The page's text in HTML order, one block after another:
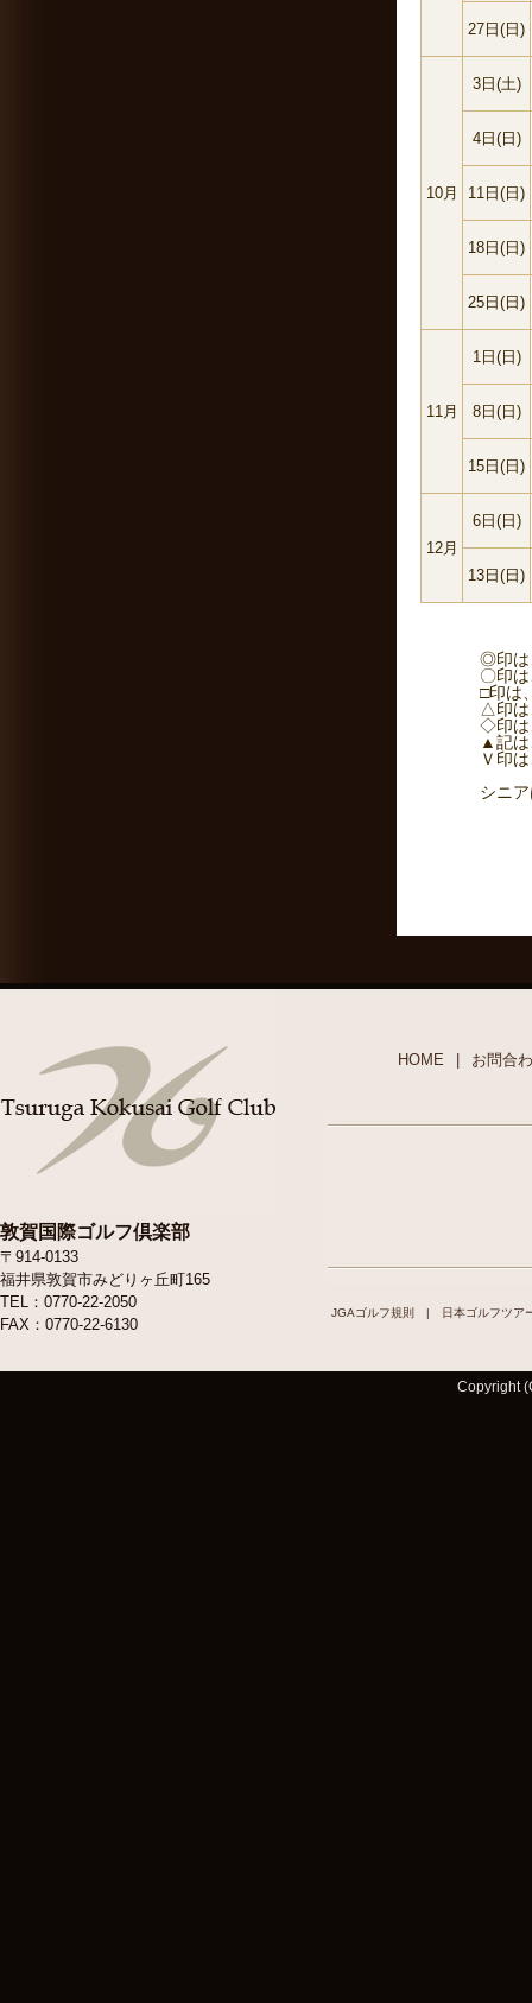
27日(日)
10月
3日(土)
4日(日)
11日(日)
18日(日)
25日(日)
11月
1日(日)
8日(日)
15日(日)
12月
6日(日)
13日(日)
◎印は、 フ
〇印は、 レ
□印は、 フ
△印は、 ゴ
◇印は、 レ
▲記は、 シ
Ｖ印は、 ビ
シニアは60
HOME お問合
JGAゴルフ規則 | 日本ゴルフツア
敦賀国際ゴルフ倶楽部
〒914-0133
福井県敦賀市みどりヶ丘町165
TEL：0770-22-2050
FAX：0770-22-6130
Copyright